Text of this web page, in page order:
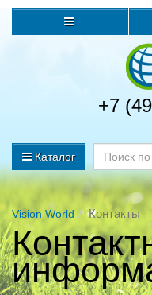
+7
Каталог
Vision World Контакты